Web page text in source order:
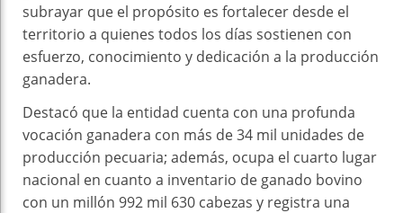
subrayar que el propósito es fortalecer desde el
territorio a quienes todos los días sostienen con
esfuerzo, conocimiento y dedicación a la producción
ganadera.
Destacó que la entidad cuenta con una profunda
vocación ganadera con más de 34 mil unidades de
producción pecuaria; además, ocupa el cuarto lugar
nacional en cuanto a inventario de ganado bovino
con un millón 992 mil 630 cabezas y registra una